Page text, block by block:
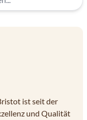
ist seit der
und Qualität